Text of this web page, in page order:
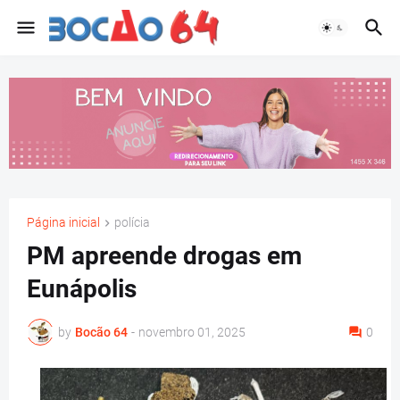
Página inicial polícia
PM apreende drogas em
Eunápolis
by Bocão 64 - novembro 01, 2025 0